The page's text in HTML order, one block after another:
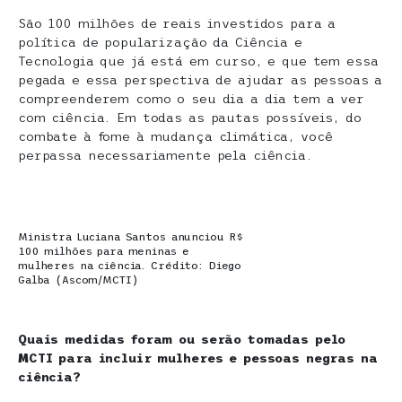
São 100 milhões de reais investidos para a
política de popularização da Ciência e
Tecnologia que já está em curso, e que tem essa
pegada e essa perspectiva de ajudar as pessoas a
compreenderem como o seu dia a dia tem a ver
com ciência. Em todas as pautas possíveis, do
combate à fome à mudança climática, você
perpassa necessariamente pela ciência.
Ministra Luciana Santos anunciou R$
100 milhões para meninas e
mulheres na ciência. Crédito: Diego
Galba (Ascom/MCTI)
Quais medidas foram ou serão tomadas pelo
MCTI para incluir mulheres e pessoas negras na
ciência?